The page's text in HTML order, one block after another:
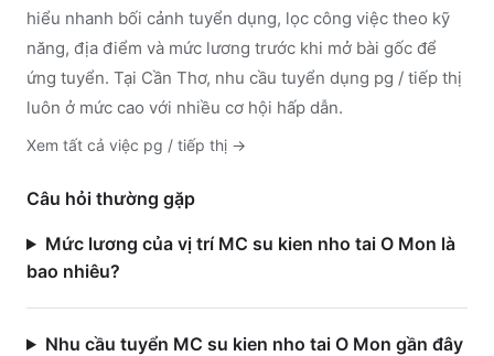
hiểu nhanh bối cảnh tuyển dụng, lọc công việc theo kỹ
năng, địa điểm và mức lương trước khi mở bài gốc để
ứng tuyển. Tại Cần Thơ, nhu cầu tuyển dụng pg / tiếp thị
luôn ở mức cao với nhiều cơ hội hấp dẫn.
Xem tất cả việc pg / tiếp thị →
Câu hỏi thường gặp
Mức lương của vị trí MC su kien nho tai O Mon là
bao nhiêu?
Nhu cầu tuyển MC su kien nho tai O Mon gần đây